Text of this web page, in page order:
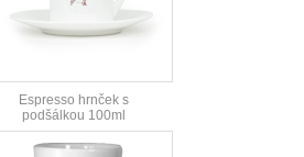
Espresso hrnček s
podšálkou 100ml